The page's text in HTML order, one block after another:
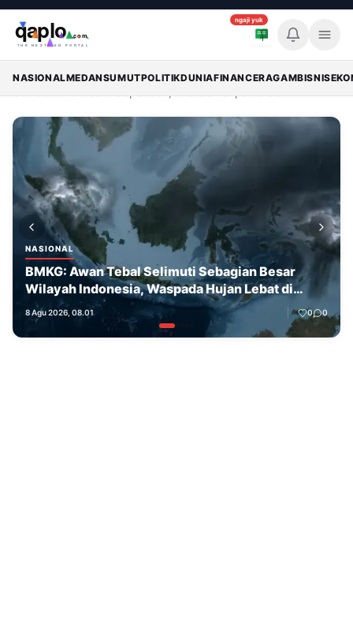
ngaji yuk
NASIONALMEDANSUMUTPOLITIKDUNIAFINANCERAGAMBISNIS
Breaking
Memuat breaking news...
Nasional
NASIONAL
BMKG: Awan Tebal Selimuti Sebagian Besar
Wilayah Indonesia, Waspada Hujan Lebat di
Sumut dan Papua Tengah
8 Agu 2026, 08.01 0 0